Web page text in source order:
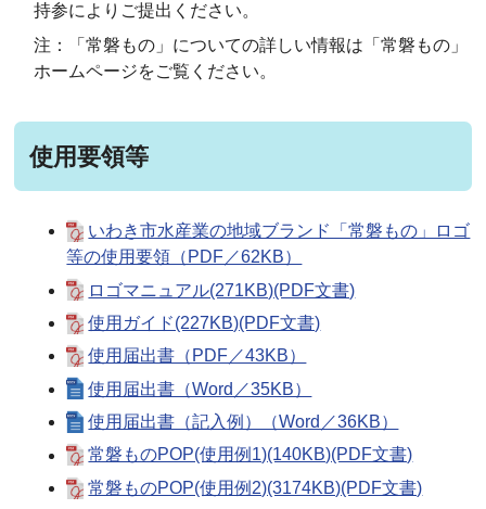
持参によりご提出ください。
注：「常磐もの」についての詳しい情報は「常磐もの」
ホームページをご覧ください。
使用要領等
いわき市水産業の地域ブランド「常磐もの」ロゴ
等の使用要領（PDF／62KB）
ロゴマニュアル(271KB)(PDF文書)
使用ガイド(227KB)(PDF文書)
使用届出書（PDF／43KB）
使用届出書（Word／35KB）
使用届出書（記入例）（Word／36KB）
常磐ものPOP(使用例1)(140KB)(PDF文書)
常磐ものPOP(使用例2)(3174KB)(PDF文書)